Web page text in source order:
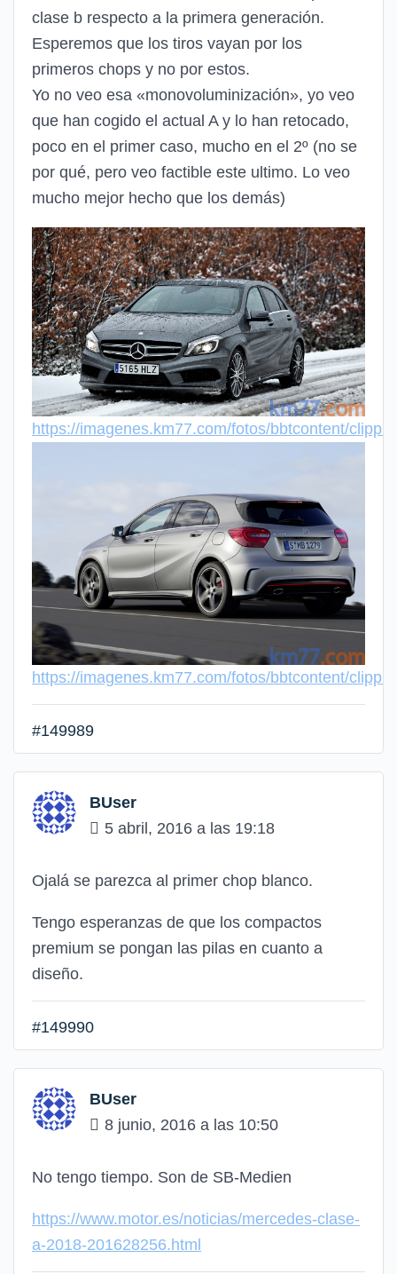
clase b respecto a la primera generación.
Esperemos que los tiros vayan por los
primeros chops y no por estos.
Yo no veo esa «monovoluminización», yo veo
que han cogido el actual A y lo han retocado,
poco en el primer caso, mucho en el 2º (no se
por qué, pero veo factible este ultimo. Lo veo
mucho mejor hecho que los demás)
https://imagenes.km77.com/fotos/bbtcontent/
https://imagenes.km77.com/fotos/bbtcontent/
#149989
BUser
5 abril, 2016 a las 19:18
Ojalá se parezca al primer chop blanco.
Tengo esperanzas de que los compactos
premium se pongan las pilas en cuanto a
diseño.
#149990
BUser
8 junio, 2016 a las 10:50
No tengo tiempo. Son de SB-Medien
https://www.motor.es/noticias/mercedes-clase-
a-2018-201628256.html